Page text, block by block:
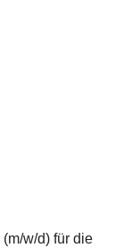
w/d) für die